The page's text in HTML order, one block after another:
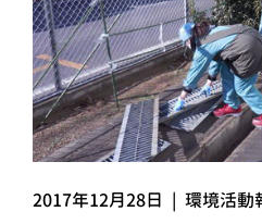
2017年12月28日 | 環境活動